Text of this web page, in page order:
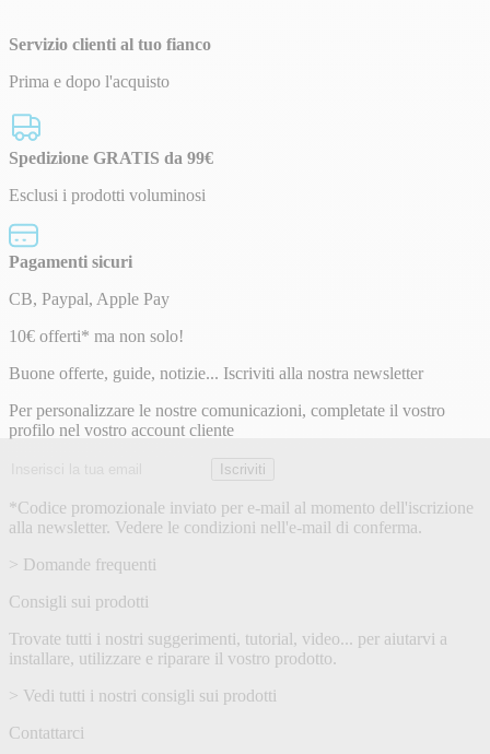
Servizio clienti al tuo fianco
Prima e dopo l'acquisto
Spedizione GRATIS da 99€
Esclusi i prodotti voluminosi
Pagamenti sicuri
CB, Paypal, Apple Pay
Newsletter
10€ offerti* ma non solo!
Buone offerte, guide, notizie... Iscriviti alla nostra newsletter
Per personalizzare le nostre comunicazioni, completate il vostro
profilo nel vostro account cliente
Iscriviti
*Codice promozionale inviato per e-mail al momento dell'iscrizione
alla newsletter. Vedere le condizioni nell'e-mail di conferma.
> Domande frequenti
Consigli sui prodotti
Trovate tutti i nostri suggerimenti, tutorial, video... per aiutarvi a
installare, utilizzare e riparare il vostro prodotto.
> Vedi tutti i nostri consigli sui prodotti
Contattarci